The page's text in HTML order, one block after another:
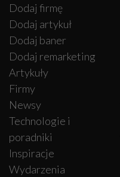
Dodaj firmę
Dodaj artykuł
Dodaj baner
Dodaj remarketing
Artykuły
Firmy
Newsy
Technologie i
poradniki
Inspiracje
Wydarzenia